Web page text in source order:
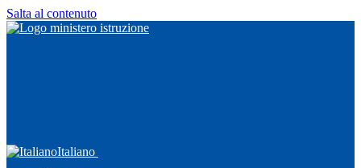
Salta al contenuto
Italiano